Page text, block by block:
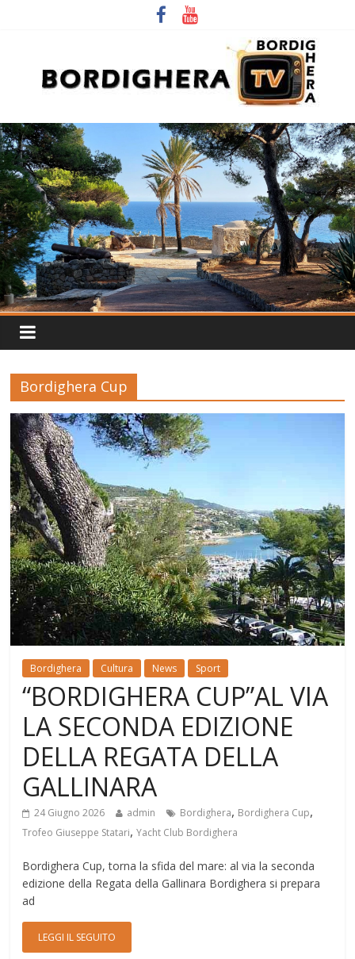
Bordighera Cup
Bordighera Cultura News Sport
“BORDIGHERA CUP”AL VIA
LA SECONDA EDIZIONE
DELLA REGATA DELLA
GALLINARA
24 Giugno 2026 admin Bordighera, Bordighera Cup,
Trofeo Giuseppe Statari,Yacht Club Bordighera
Bordighera Cup, torna la sfida del mare: al via la seconda
edizione della Regata della Gallinara Bordighera si prepara
ad
LEGGI IL SEGUITO